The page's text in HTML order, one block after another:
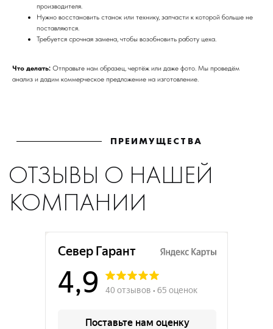
производителя.
Нужно восстановить станок или технику, запчасти к которой больше не
поставляются.
Требуется срочная замена, чтобы возобновить работу цеха.
Что делать: Отправьте нам образец, чертёж или даже фото. Мы проведём
анализ и дадим коммерческое предложение на изготовление.